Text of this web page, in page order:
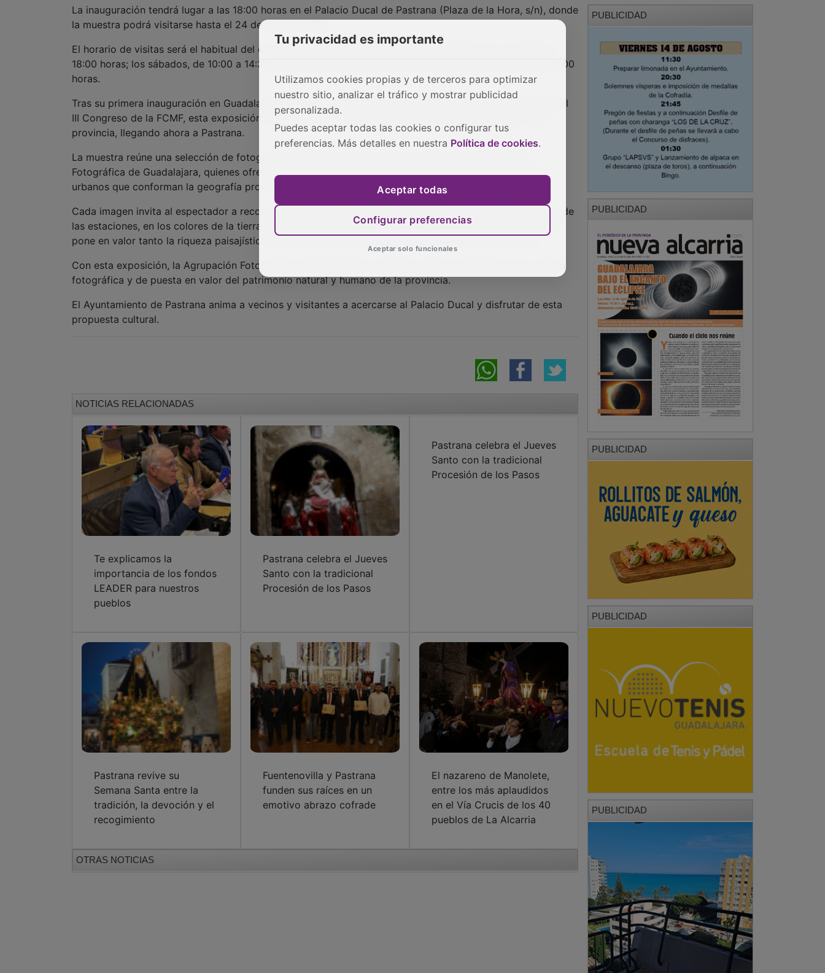
La inauguración tendrá lugar a las 18:00 horas en el Palacio Ducal de Pastrana (Plaza de la Hora, s/n), donde
la muestra podrá visitarse hasta el 24 de abril de 2026.
El horario de visitas será el habitual del espacio: de lunes a viernes, de 10:00 a 15:00 horas y de 16:00 a
18:00 horas; los sábados, de 10:00 a 14:30 horas y de 15:30 a 19:00 horas; y los domingos, de 10:00 a 14:00
horas.
Tras su primera inauguración en Guadalajara el pasado 23 de enero, coincidiendo con el fin de semana del
III Congreso de la FCMF, esta exposición itinerante continúa su recorrido por distintos municipios de la
provincia, llegando ahora a Pastrana.
La muestra reúne una selección de fotografías realizadas por los socios y socias de la Agrupación
Fotográfica de Guadalajara, quienes ofrecen su particular mirada sobre los paisajes naturales, rurales y
urbanos que conforman la geografía provincial.
Cada imagen invita al espectador a recorrer campos, montes y pueblos, a detenerse en la luz cambiante de
las estaciones, en los colores de la tierra y en las huellas del paso del tiempo. A través de estas obras se
pone en valor tanto la riqueza paisajística del territorio como la sensibilidad artística de sus autores.
Con esta exposición, la Agrupación Fotográfica de Guadalajara continúa su labor de difusión de la cultura
fotográfica y de puesta en valor del patrimonio natural y humano de la provincia.
El Ayuntamiento de Pastrana anima a vecinos y visitantes a acercarse al Palacio Ducal y disfrutar de esta
propuesta cultural.
NOTICIAS RELACIONADAS
Te explicamos la
importancia de los fondos
LEADER para nuestros
pueblos
Pastrana celebra el Jueves
Santo con la tradicional
Procesión de los Pasos
Pastrana celebra el Jueves
Santo con la tradicional
Procesión de los Pasos
Pastrana revive su
Semana Santa entre la
tradición, la devoción y el
recogimiento
Fuentenovilla y Pastrana
funden sus raíces en un
emotivo abrazo cofrade
El nazareno de Manolete,
entre los más aplaudidos
en el Vía Crucis de los 40
pueblos de La Alcarria
OTRAS NOTICIAS
PUBLICIDAD
PUBLICIDAD
PUBLICIDAD
PUBLICIDAD
PUBLICIDAD
Tu privacidad es importante
Utilizamos cookies propias y de terceros para optimizar
nuestro sitio, analizar el tráfico y mostrar publicidad
personalizada.
Puedes aceptar todas las cookies o configurar tus
preferencias. Más detalles en nuestra Política de cookies.
Aceptar todas
Configurar preferencias
Aceptar solo funcionales